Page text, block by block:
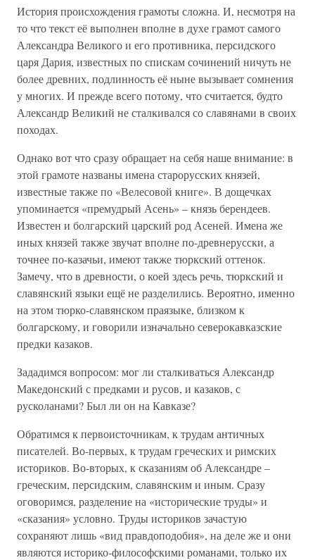
История происхождения грамоты сложна. И, несмотря на
то что текст её выполнен вполне в духе грамот самого
Александра Великого и его противника, персидского
царя Дария, известных по спискам сочинений ничуть не
более древних, подлинность её ныне вызывает сомнения
у многих. И прежде всего потому, что считается, будто
Александр Великий не сталкивался со славянами в своих
походах.
Однако вот что сразу обращает на себя наше внимание: в
этой грамоте названы имена старорусских князей,
известные также по «Велесовой книге». В дощечках
упоминается «премудрый Асень» – князь берендеев.
Известен и болгарский царский род Асеней. Имена же
иных князей также звучат вполне по-древнерусски, а
точнее по-казачьи, имеют также тюркский оттенок.
Замечу, что в древности, о коей здесь речь, тюркский и
славянский языки ещё не разделились. Вероятно, именно
на этом тюрко-славянском праязыке, близком к
болгарскому, и говорили изначально северокавказские
предки казаков.
Зададимся вопросом: мог ли сталкиваться Александр
Македонский с предками и русов, и казаков, с
русколанами? Был ли он на Кавказе?
Обратимся к первоисточникам, к трудам античных
писателей. Во-первых, к трудам греческих и римских
историков. Во-вторых, к сказаниям об Александре –
греческим, персидским, славянским и иным. Сразу
оговоримся, разделение на «исторические труды» и
«сказания» условно. Труды историков зачастую
сохраняют лишь «вид правдоподобия», на деле же и они
являются историко-философскими романами, только их